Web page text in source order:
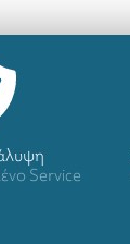
Service